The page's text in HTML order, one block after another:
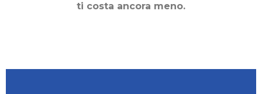
ti costa ancora meno.